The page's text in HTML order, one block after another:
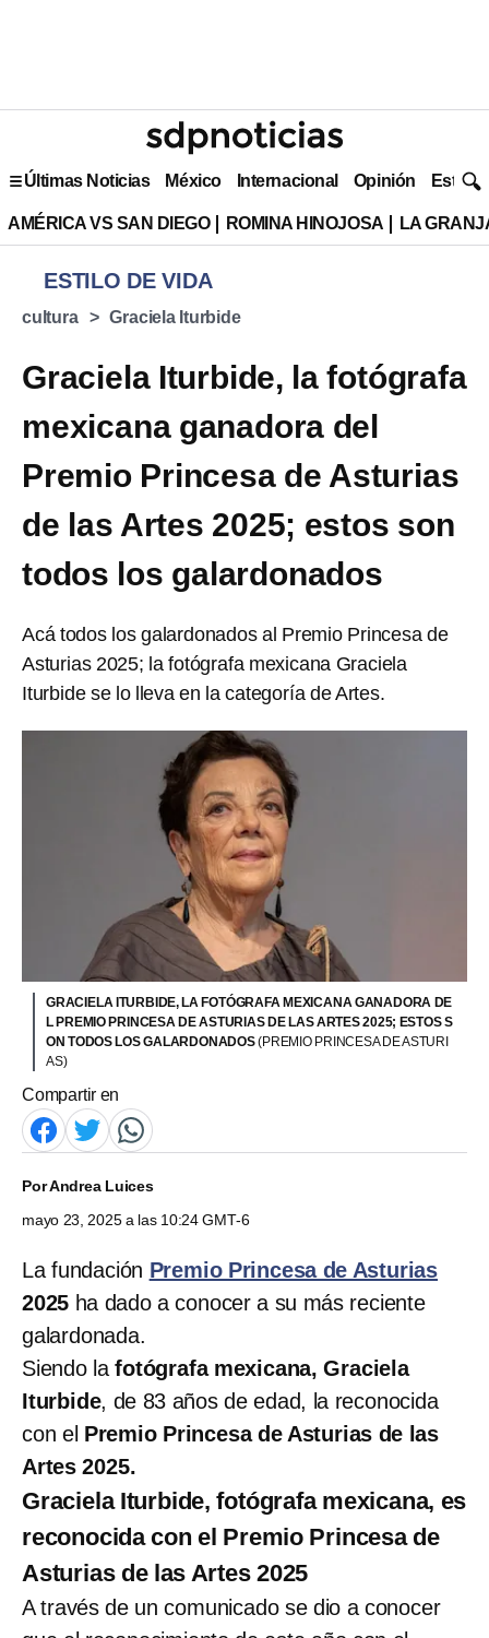
Últimas Noticias México Internacional Opinión Estilo
AMÉRICA VS SAN DIEGO ROMINA HINOJOSA LA
ESTILO DE VIDA
cultura Graciela Iturbide
Graciela Iturbide, la fotógrafa
mexicana ganadora del
Premio Princesa de Asturias
de las Artes 2025; estos son
todos los galardonados
Acá todos los galardonados al Premio Princesa de
Asturias 2025; la fotógrafa mexicana Graciela
Iturbide se lo lleva en la categoría de Artes.
GRACIELA ITURBIDE, LA FOTÓGRAFA MEXICANA GANADORA DE
L PREMIO PRINCESA DE ASTURIAS DE LAS ARTES 2025; ESTOS S
ON TODOS LOS GALARDONADOS(PREMIO PRINCESA DE ASTURI
AS)
Compartir en
PorAndrea Luices
mayo 23, 2025 a las 10:24 GMT-6
La fundación Premio Princesa de Asturias
2025 ha dado a conocer a su más reciente
galardonada.
Siendo lafotógrafa mexicana, Graciela
Iturbide, de 83 años de edad, la reconocida
con el Premio Princesa de Asturias de las
Artes 2025.
Graciela Iturbide, fotógrafa mexicana, es
reconocida con el Premio Princesa de
Asturias de las Artes 2025
A través de un comunicado se dio a conocer